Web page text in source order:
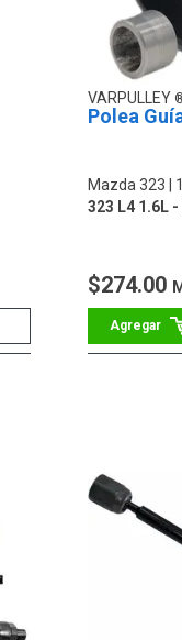
VARPULLEY
Polea
Mazda 323
323 L4 1.6L
$274.00